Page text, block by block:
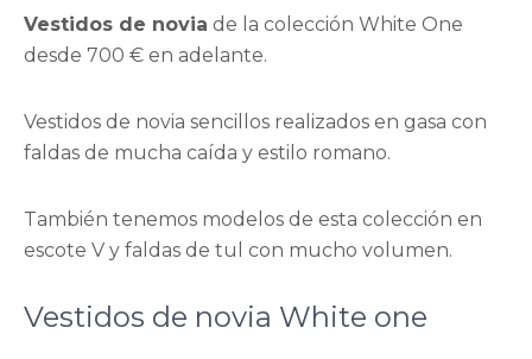
Vestidos de novia de la colección White One
desde 700 € en adelante.
Vestidos de novia sencillos realizados en gasa con
faldas de mucha caída y estilo romano.
También tenemos modelos de esta colección en
escote V y faldas de tul con mucho volumen.
Vestidos de novia White one